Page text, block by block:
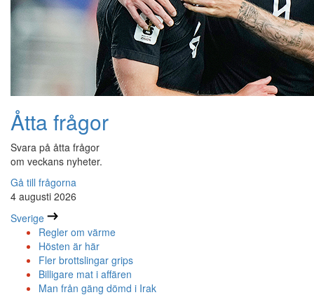
Åtta frågor
Svara på åtta frågor
om veckans nyheter.
Gå till frågorna
4 augusti 2026
Sverige
Regler om värme
Hösten är här
Fler brottslingar grips
Billigare mat i affären
Man från gäng dömd i Irak